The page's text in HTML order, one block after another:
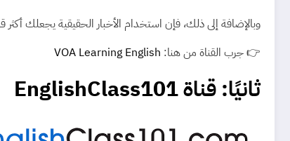
وبالإضافة إلى ذلك، فإن استخدام الأخبار الحقيقية يجعلك
👉 جرب القناة من هنا: VOA Learning English
ثانيًا: قناة EnglishClass101